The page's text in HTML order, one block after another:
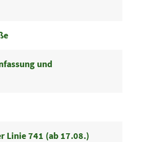
und
Linie 741 (ab 17.08.)